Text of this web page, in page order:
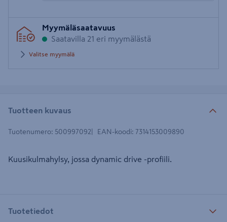
postinumero
Myymäläsaatavuus
Saatavilla 21 eri myymälästä
Valitse myymälä
Tuotteen kuvaus
Tuotenumero: 500997092 EAN-koodi: 7314153009890
Kuusikulmahylsy, jossa dynamic drive -profiili.
Tuotetiedot